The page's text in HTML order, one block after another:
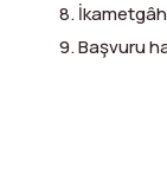
8.
9. Başvuru